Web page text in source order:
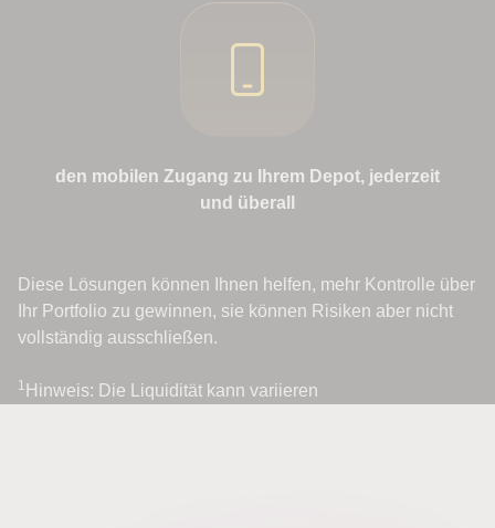
den mobilen Zugang zu Ihrem Depot, jederzeit
und überall
Diese Lösungen können Ihnen helfen, mehr Kontrolle über
Ihr Portfolio zu gewinnen, sie können Risiken aber nicht
vollständig ausschließen.
1 Hinweis: Die Liquidität kann variieren